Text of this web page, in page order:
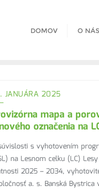
DOMOV O NÁS
JANUÁRA 2025
mapa a
označenia na
s vyhotovením
na Lesnom celku (LC)
2025 – 2034,
a. s. Banská